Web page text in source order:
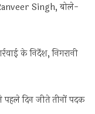
Singh, बोले-
के निर्देश, निगरानी
दिन जीते तीनों पदक